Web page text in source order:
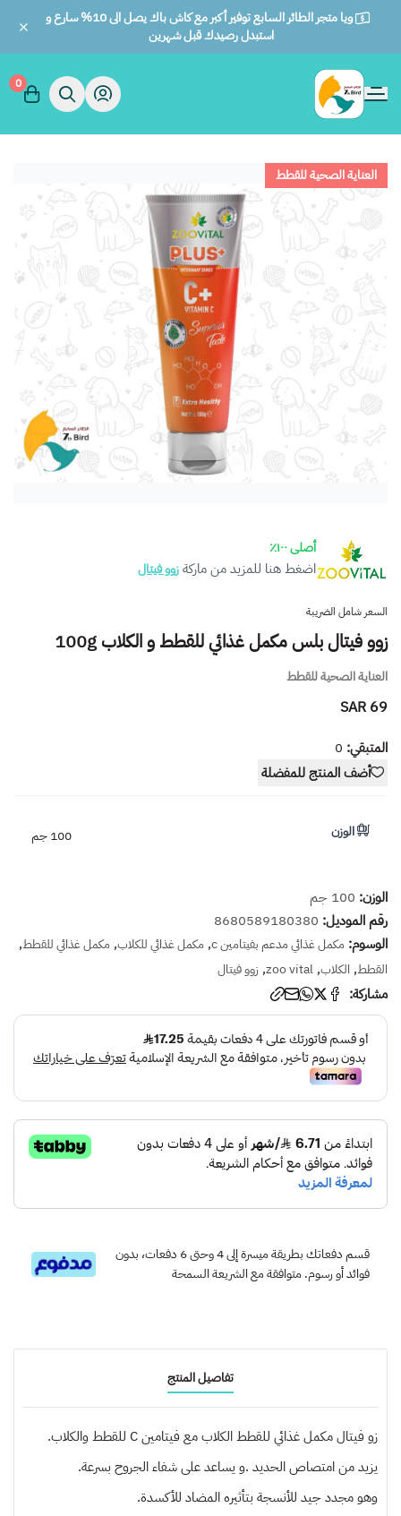
ويا متجر الطائر السابع توفير أكبر مع كاش باك يصل الى 10% سارع و
استبدل رصيدك قبل شهرين
الطائر السابع للحيوانات
0
العناية الصحية للقطط
أصلى ١٠٠٪
اضغط هنا للمزيد من ماركةزوو فيتال
السعر شامل الضريبة
زوو فيتال بلس مكمل غذائي للقطط و الكلاب 100g
العناية الصحية للقطط
69 SAR
المتبقي: 0
أضف المنتج للمفضلة
الوزن 100 جم
الوزن: 100 جم
رقم الموديل: 8680589180380
الوسوم: مكمل غذائي مدعم بفيتامين c , مكمل غذائي للكلاب, مكمل غذائي للقطط,
القطط, الكلاب,
zoo vital
, زوو فيتال
مشاركة:
قسم دفعاتك بطريقة ميسرة إلى 4 وحتى 6 دفعات، بدون
فوائد أو رسوم. متوافقة مع الشريعة السمحة
تفاصيل المنتج
زو فيتال مكمل غذائي للقطط الكلاب مع فيتامين C للقطط والكلاب.
يزيد من امتصاص الحديد .و يساعد على شفاء الجروح بسرعة.
وهو مجدد جيد للأنسجة بتأثيره المضاد للأكسدة.